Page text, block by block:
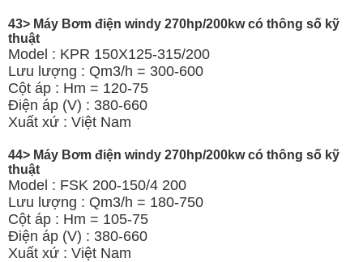
43> Máy Bơm điện windy 270hp/200kw có thông số kỹ
thuật
Model : KPR 150X125-315/200
Lưu lượng : Qm3/h = 300-600
Cột áp : Hm = 120-75
Điện áp (V) : 380-660
Xuất xứ : Việt Nam
44> Máy Bơm điện windy 270hp/200kw có thông số kỹ
thuật
Model : FSK 200-150/4 200
Lưu lượng : Qm3/h = 180-750
Cột áp : Hm = 105-75
Điện áp (V) : 380-660
Xuất xứ : Việt Nam